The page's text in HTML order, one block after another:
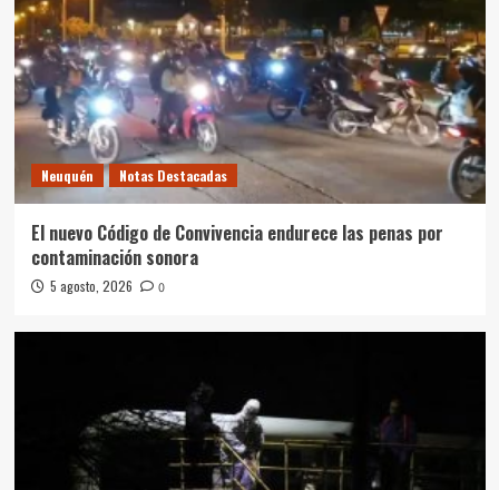
Neuquén Notas Destacadas
El nuevo Código de Convivencia endurece las penas por
contaminación sonora
5 agosto, 2026 0